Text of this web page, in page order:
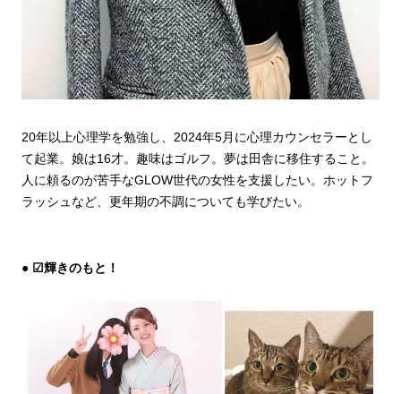
20年以上心理学を勉強し、2024年5月に心理カウンセラーとし
て起業。娘は16才。趣味はゴルフ。夢は田舎に移住すること。
人に頼るのが苦手なGLOW世代の女性を支援したい。ホットフ
ラッシュなど、更年期の不調についても学びたい。
☑輝きのもと！